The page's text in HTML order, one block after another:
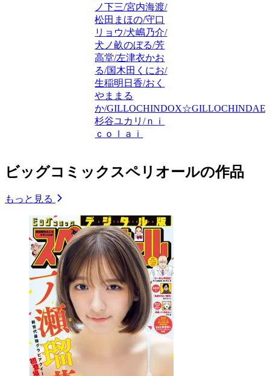
ノ下三/宮内海渡/
松田まほの/守口
リョウ/犬嶋乃介/
犬ノ畝のぼる/芳
高堂/左津衣かお
る/国木田くにお/
生稲明日香/おく
やままる
か/GILLOCHINDOX☆GILLOCHINDAE/
杉谷ユカリ/ｎｉ
ｃｏｌａｉ
ビッグコミックスペリオールの作品
もっと見る